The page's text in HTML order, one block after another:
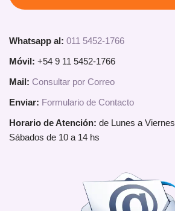
Whatsapp al: 011 5452-1766
Móvil: +54 9 11 5452-1766
Mail: Consultar por Correo
Enviar: Formulario de Contacto
Horario de Atención: de Lunes a
Sábados de 10 a 14 hs